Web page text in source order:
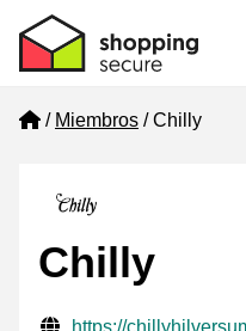
Home
Miembros Chilly
Chilly
Información de contacto
Website URL